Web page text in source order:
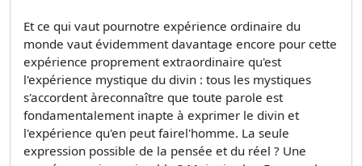
Et ce qui vaut pournotre expérience ordinaire du
monde vaut évidemment davantage encore pour cette
expérience proprement extraordinaire qu'est
l'expérience mystique du divin : tous les mystiques
s'accordent àreconnaître que toute parole est
fondamentalement inapte à exprimer le divin et
l'expérience qu'en peut fairel'homme. La seule
expression possible de la pensée et du réel ? Une